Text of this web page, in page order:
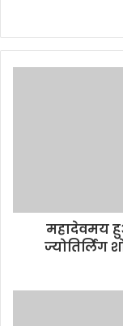
महादेवमय
ज्योतिर्लिंग